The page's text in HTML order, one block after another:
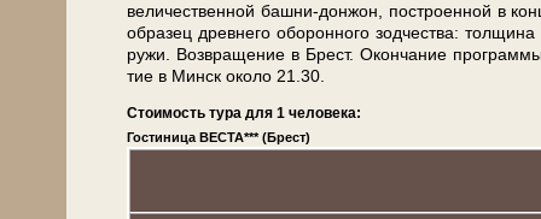
ве­ли­че­ствен­ной башни-донжон, по­стро­ен­ной в
об­ра­зец древ­не­го обо­рон­но­го зод­че­ства:
ру­жи. Воз­вра­ще­ние в Брест. Окон­ча­ние
тие в Минск око­ло 21.30.
Стоимость тура для 1 человека:
Гостиница ВЕСТА*** (Брест)